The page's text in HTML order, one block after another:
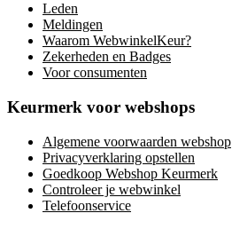
Leden
Meldingen
Waarom WebwinkelKeur?
Zekerheden en Badges
Voor consumenten
Keurmerk voor webshops
Algemene voorwaarden webshop
Privacyverklaring opstellen
Goedkoop Webshop Keurmerk
Controleer je webwinkel
Telefoonservice